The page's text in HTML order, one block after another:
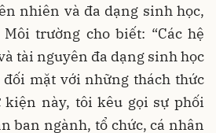
nhiên và đa dạng sinh học,
trường cho biết: “Các hệ
tài nguyên đa dạng sinh học
mặt với những thách thức
kiện này, tôi kêu gọi sự phối
ban ngành, tổ chức, cá nhân